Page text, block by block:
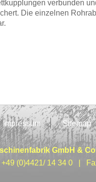
verbunden
Die einzelnen
Impressum Sitemap
GmbH &
+49 (0)4421/ 14 34 0 |